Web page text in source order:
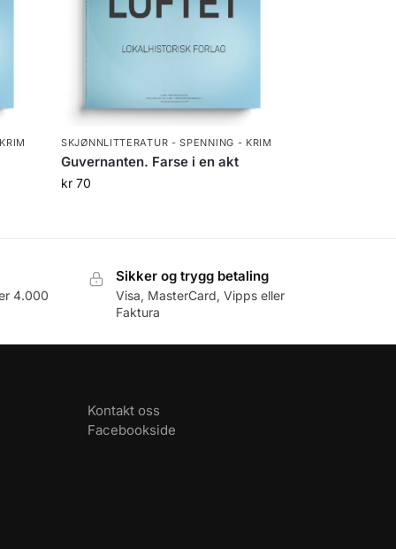
SKJØNNLITTERATUR - SPENNING - KRIM
Guvernanten. Farse i en akt
kr 70
4.000
Sikker og trygg betaling
Visa, MasterCard, Vipps eller
Faktura
Kontakt oss
Facebookside